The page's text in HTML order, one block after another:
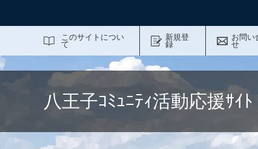
このサイトについ
て
新規登
録
お問い
せ
八王子ｺﾐｭﾆﾃｨ活動応援ｻ